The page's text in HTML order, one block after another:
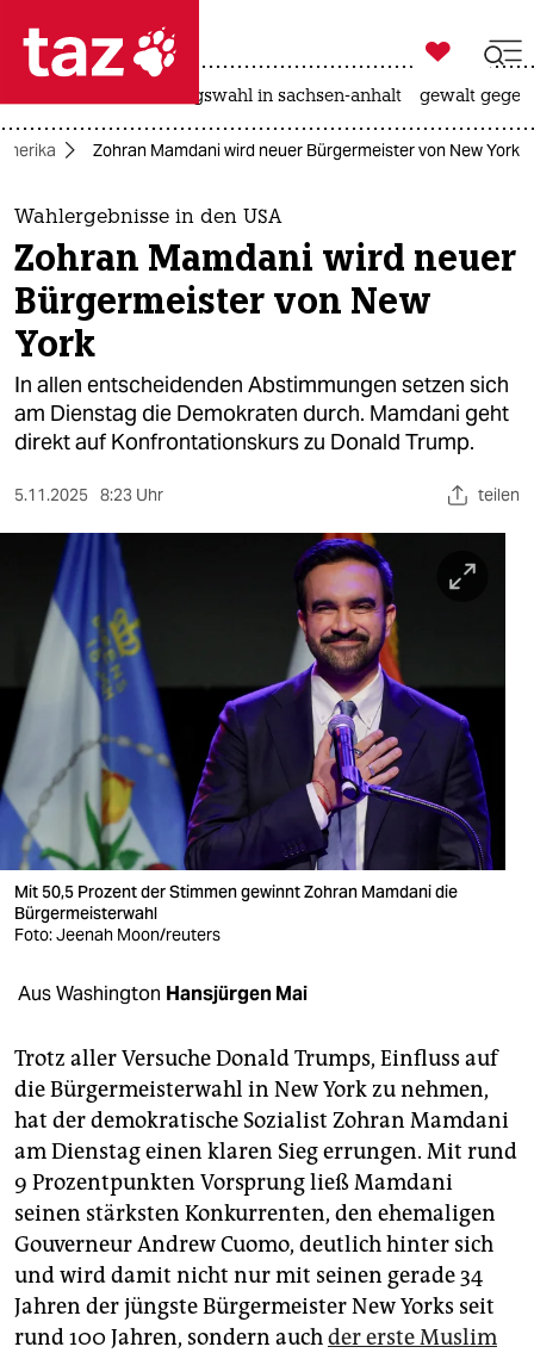
 taz zahl ich
taz zahl ich
themen
politik
öko
gesellschaft
kultur
sport
berlin
nord
wahrheit
verlag
verlag
veranstaltungen
shop
fragen & hilfe
unterstützen
abo
epaper login

taz zahl ich
landtagswahl in sachsen-anhalt gewalt
Zohran Mamdani wird neuer Bürgermeister von New York
Wahlergebnisse in den USA
Zohran Mamdani wird neuer
Bürgermeister von New
York
In allen entscheidenden Abstimmungen setzen sich
am Dienstag die Demokraten durch. Mamdani geht
direkt auf Konfrontationskurs zu Donald Trump.
5.11.2025 8:23 Uhr teilen
Mit 50,5 Prozent der Stimmen gewinnt Zohran Mamdani die
Bürgermeisterwahl
Foto: Jeenah Moon/reuters
Aus Washington Hansjürgen Mai
Trotz aller Versuche Donald Trumps, Einfluss auf
die Bürgermeisterwahl in New York zu nehmen,
hat der demokratische Sozialist Zohran Mamdani
am Dienstag einen klaren Sieg errungen. Mit rund
9 Prozentpunkten Vorsprung ließ Mamdani
seinen stärksten Konkurrenten, den ehemaligen
Gouverneur Andrew Cuomo, deutlich hinter sich
und wird damit nicht nur mit seinen gerade 34
Jahren der jüngste Bürgermeister New Yorks seit
rund 100 Jahren, sondern auchder erste Muslim